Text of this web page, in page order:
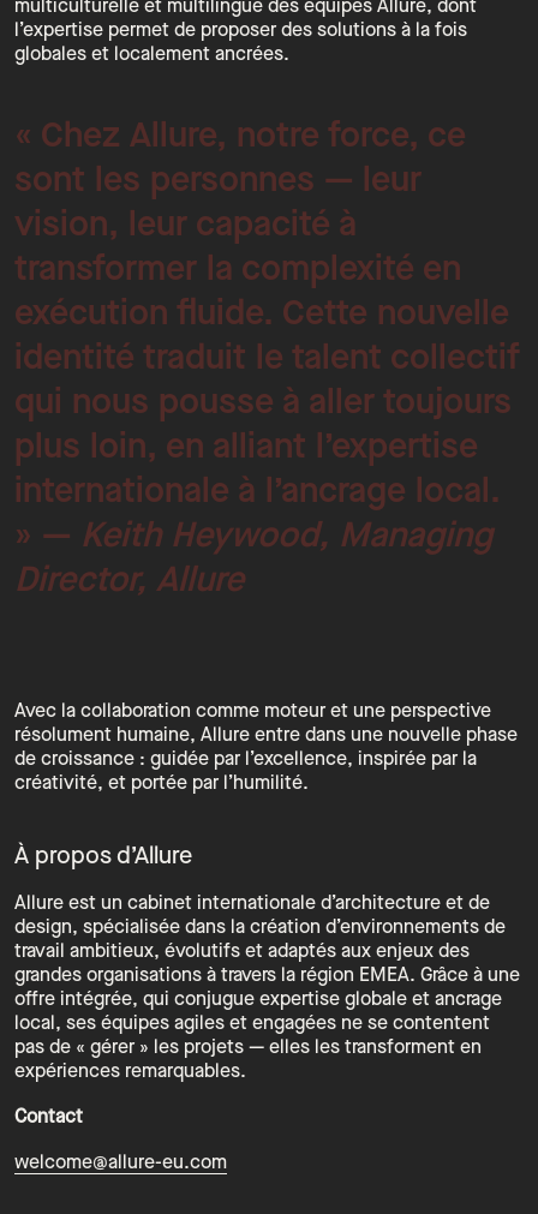
multiculturelle et multilingue des équipes Allure, dont
l’expertise permet de proposer des solutions à la fois
globales et localement ancrées.
« Chez Allure, notre force, ce
sont les personnes — leur
vision, leur capacité à
transformer la complexité en
exécution fluide. Cette nouvelle
identité traduit le talent collectif
qui nous pousse à aller toujours
plus loin, en alliant l’expertise
internationale à l’ancrage local.
» — Keith Heywood, Managing
Director, Allure
Avec la collaboration comme moteur et une perspective
résolument humaine, Allure entre dans une nouvelle phase
de croissance : guidée par l’excellence, inspirée par la
créativité, et portée par l’humilité.
À propos d’Allure
Allure est un cabinet internationale d’architecture et de
design, spécialisée dans la création d’environnements de
travail ambitieux, évolutifs et adaptés aux enjeux des
grandes organisations à travers la région EMEA. Grâce à une
offre intégrée, qui conjugue expertise globale et ancrage
local, ses équipes agiles et engagées ne se contentent
pas de « gérer » les projets — elles les transforment en
expériences remarquables.
Contact
welcome@allure-eu.com